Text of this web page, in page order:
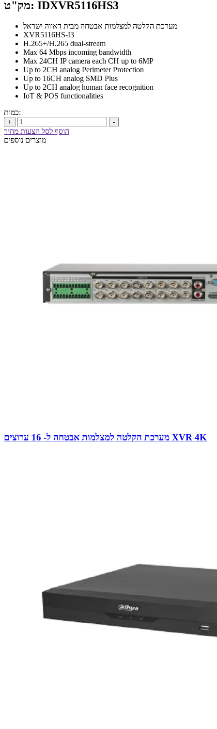
מק"ט: IDXVR5116HS3
XVR5116HS-I3
H.265+/H.265 dual-stream
Max 64 Mbps incoming bandwidth
Max 24CH IP camera each CH up to 6MP
Up to 2CH analog Perimeter Protection
Up to 16CH analog SMD Plus
Up to 2CH analog human face recognition
IoT & POS functionalities
כמות:
+ -
הוסף לסל הצעות מחיר
מוצרים נוספים
מערכת הקלטה למצלמות אבטחה ל- 16 ערוצים XVR 4K